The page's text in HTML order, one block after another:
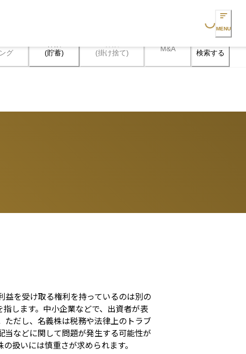
Loading... MENU
グ
(貯蓄)
(掛け捨て)
M&A 検索する
を受け取る権利を持っているのは別の
します。中小企業などで、出資者が表
だし、名義株は税務や法律上のトラブ
などに関して問題が発生する可能性が
扱いには慎重さが求められます。